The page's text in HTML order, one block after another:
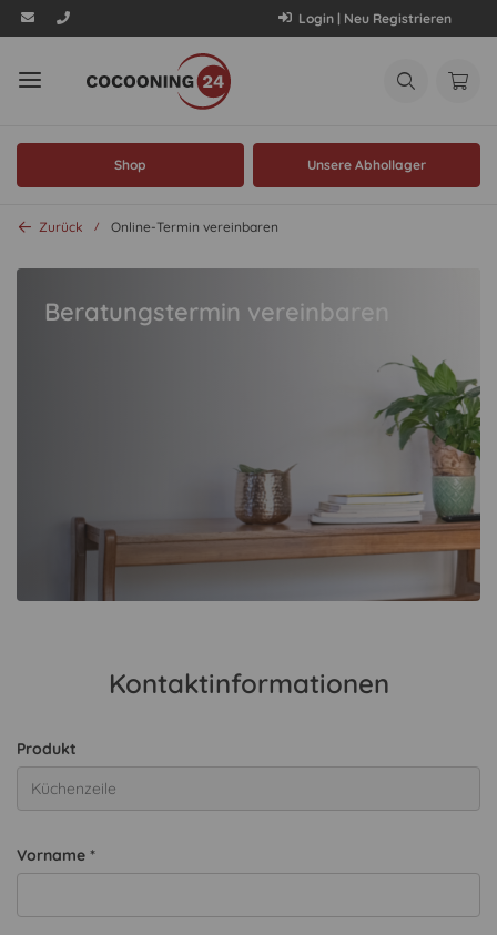
Login | Neu Registrieren
Shop Unsere Abhollager
Zurück Online-Termin vereinbaren
Beratungstermin vereinbaren
Kontaktinformationen
Produkt
Vorname *